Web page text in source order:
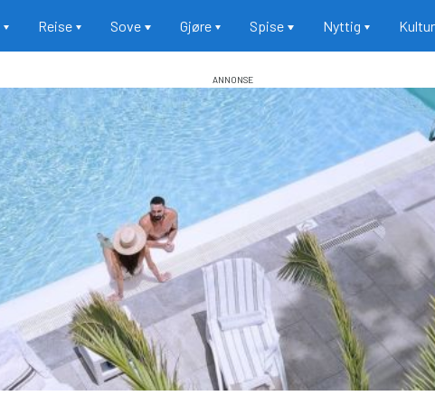
Reise Sove Gjøre Spise Nyttig Kultur